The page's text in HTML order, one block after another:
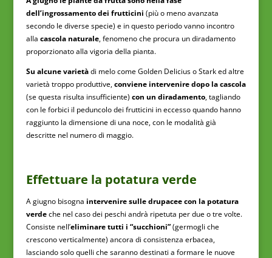
dell’ingrossamento dei frutticini (più o meno avanzata
secondo le diverse specie) e in questo periodo vanno incontro
alla cascola naturale, fenomeno che procura un diradamento
proporzionato alla vigoria della pianta.
Su alcune varietàdi melo come Golden Delicius o Stark ed altre
varietà troppo produttive,conviene intervenire dopo la cascola
(se questa risulta insufficiente) con un diradamento, tagliando
con le forbici il peduncolo dei frutticini in eccesso quando hanno
raggiunto la dimensione di una noce, con le modalità già
descritte nel numero di maggio.
Effettuare la potatura verde
A giugno bisogna intervenire sulle drupacee con la potatura
verdeche nel caso dei peschi andrà ripetuta per due o tre volte.
Consiste nell’eliminare tutti i “succhioni”(germogli che
crescono verticalmente) ancora di consistenza erbacea,
lasciando solo quelli che saranno destinati a formare le nuove